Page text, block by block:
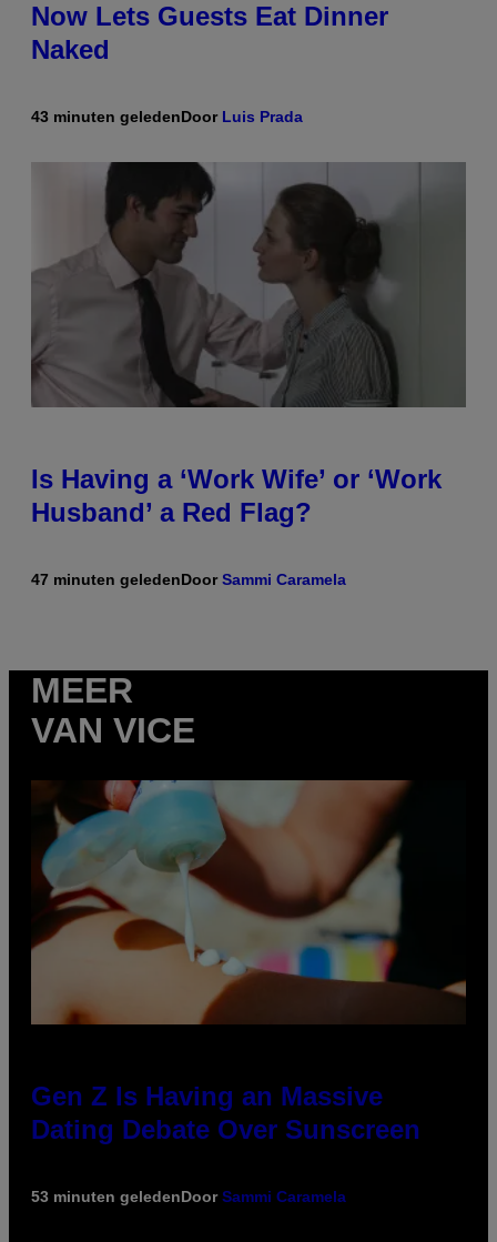
Now Lets Guests Eat Dinner
Naked
43 minuten geledenDoor Luis Prada
Is Having a ‘Work Wife’ or ‘Work
Husband’ a Red Flag?
47 minuten geledenDoorSammi Caramela
MEER
VAN VICE
Gen Z Is Having an Massive
Dating Debate Over Sunscreen
53 minuten geledenDoorSammi Caramela